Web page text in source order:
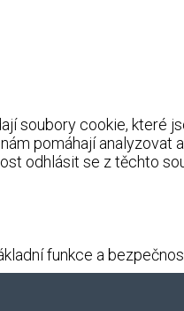
soubory cookie, které
pomáhají analyzovat
odhlásit se z těchto
funkce a